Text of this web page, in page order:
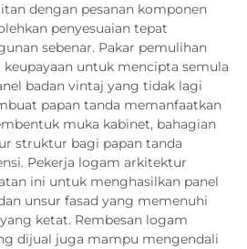
dengan pesanan komponen
penyesuaian tepat
sebenar. Pakar pemulihan
untuk mencipta semula
badan vintaj yang tidak lagi
papan tanda memanfaatkan
muka kabinet, bahagian
struktur bagi papan tanda
Pekerja logam arkitektur
ini untuk menghasilkan panel
unsur fasad yang memenuhi
ketat. Rembesan logam
dijual juga mampu mengendali